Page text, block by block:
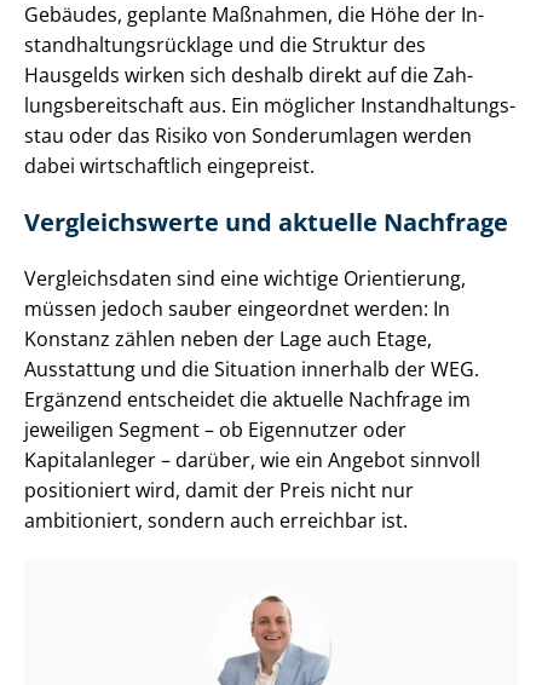
Gebäudes, geplante Maßnahmen, die Höhe der In­
stand­hal­tungs­rück­la­ge und die Struktur des
Hausgelds wirken sich deshalb direkt auf die Zah­
lungs­be­reit­schaft aus. Ein möglicher In­stand­hal­tungs­
stau oder das Risiko von Sonderumlagen werden
dabei wirtschaftlich eingepreist.
Vergleichswerte und aktuelle Nachfrage
Vergleichsdaten sind eine wichtige Orientierung,
müssen jedoch sauber eingeordnet werden: In
Konstanz zählen neben der Lage auch Etage,
Ausstattung und die Situation innerhalb der WEG.
Ergänzend entscheidet die aktuelle Nachfrage im
jeweiligen Segment – ob Eigennutzer oder
Kapitalanleger – darüber, wie ein Angebot sinnvoll
positioniert wird, damit der Preis nicht nur
ambitioniert, sondern auch erreichbar ist.